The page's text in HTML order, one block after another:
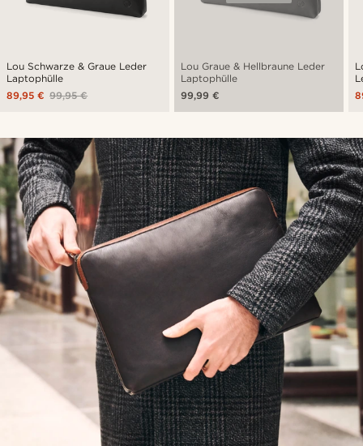
Lou Schwarze & Graue Leder
Laptophülle
99,95 €
89,95 €
Lou Graue & Hellbraune Leder
Laptophülle
99,99 €